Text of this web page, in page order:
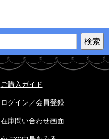
ご購入ガイド
ログイン／会員登録
在庫問い合わせ画面